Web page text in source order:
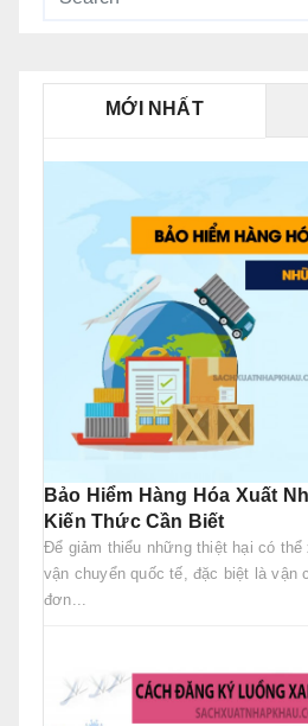
MỚI NHẤT
Bảo Hiểm Hàng Hóa Xuất
Kiến Thức Cần Biết
Để giảm thiểu những thiệt hại có thể
vận chuyển quốc tế, đặc biệt là vận
đơn...